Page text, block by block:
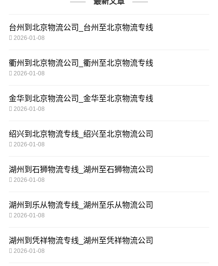
台州到北京物流公司_台州至北京物流专线
2026-01-08
衢州到北京物流公司_衢州至北京物流专线
2026-01-08
金华到北京物流公司_金华至北京物流专线
2026-01-08
绍兴到北京物流专线_绍兴至北京物流公司
2026-01-08
湖州到石狮物流专线_湖州至石狮物流公司
2026-01-08
湖州到乐从物流专线_湖州至乐从物流公司
2026-01-08
湖州到凭祥物流专线_湖州至凭祥物流公司
2026-01-08